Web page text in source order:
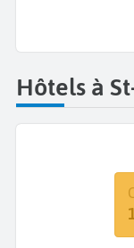
Hôtels à